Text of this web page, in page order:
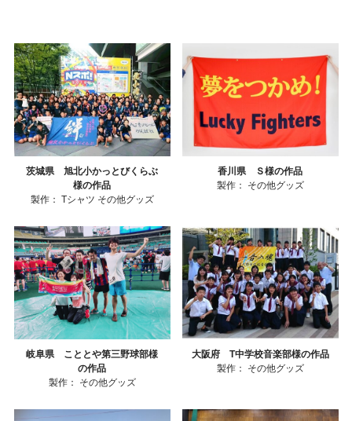
茨城県 旭北小かっとびくらぶ
様の作品
製作： Tシャツ その他グッズ
香川県 Ｓ様の作品
製作：
その他グッズ
岐阜県 こととや第三野球部様
の作品
製作：
その他グッズ
大阪府 T中学校音楽部様の作品
製作：
その他グッズ